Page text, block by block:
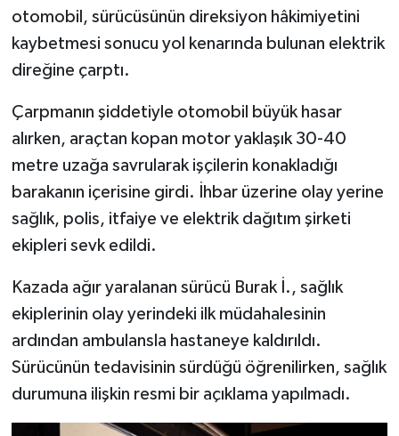
otomobil, sürücüsünün direksiyon hâkimiyetini
kaybetmesi sonucu yol kenarında bulunan elektrik
direğine çarptı.
Çarpmanın şiddetiyle otomobil büyük hasar
alırken, araçtan kopan motor yaklaşık 30-40
metre uzağa savrularak işçilerin konakladığı
barakanın içerisine girdi. İhbar üzerine olay yerine
sağlık, polis, itfaiye ve elektrik dağıtım şirketi
ekipleri sevk edildi.
Kazada ağır yaralanan sürücü Burak İ., sağlık
ekiplerinin olay yerindeki ilk müdahalesinin
ardından ambulansla hastaneye kaldırıldı.
Sürücünün tedavisinin sürdüğü öğrenilirken, sağlık
durumuna ilişkin resmi bir açıklama yapılmadı.